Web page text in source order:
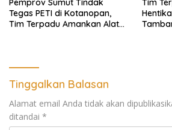
Pemprov Sumut Tindak
Tegas PETI di Kotanopan,
Tim Terpadu Amankan Alat
Tim
Tinggalkan Balasan
Alamat email Anda tidak akan
ditandai *